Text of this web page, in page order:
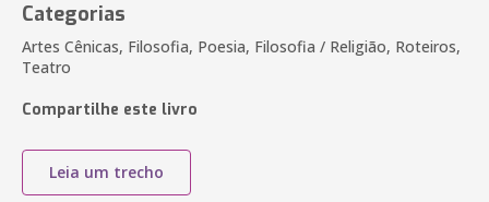
Categorias
Artes Cênicas, Filosofia, Poesia, Filosofia / Religião, Roteiros,
Teatro
Compartilhe este livro
Leia um trecho